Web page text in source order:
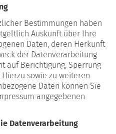
Bestimmungen haben
Auskunft über Ihre
Daten, deren Herkunft
der Datenverarbeitung
auf Berichtigung, Sperrung
sowie zu weiteren
Daten können Sie
angegebenen
Datenverarbeitung